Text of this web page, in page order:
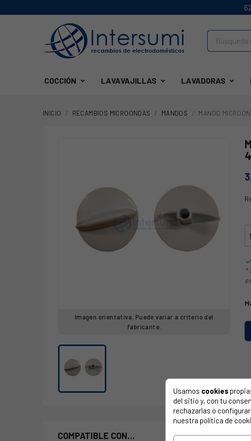
COCCIÓN LAVAVAJILLAS LAVADORAS
INICIO RECAMBIOS MICROONDAS MANDOS MANDO
Imagen orientativa. Puede variar a criterio del
fabricante.
*
COMPATIBLE CON...
Usamos cookies
del sitio y, con tu
rechazarlas o
nuestra política de